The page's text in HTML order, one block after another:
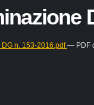
n. 153-2016.pdf— PDF